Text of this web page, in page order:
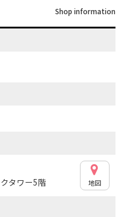
Shop information
タワー5階
地図